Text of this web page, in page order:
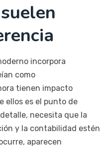
incorpora
como
tienen impacto
ellos es el punto de
necesita que la
y la contabilidad estén
aparecen